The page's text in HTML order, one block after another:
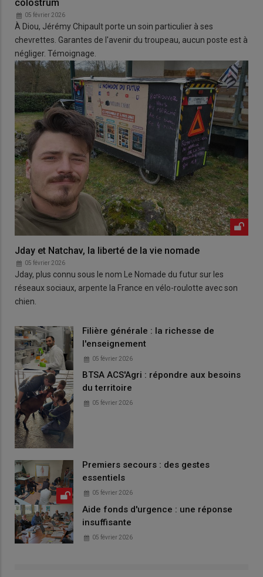
colostrum
05 février 2026
À Diou, Jérémy Chipault porte un soin particulier à ses
chevrettes. Garantes de l'avenir du troupeau, aucun poste est à
négliger. Témoignage.
Jday et Natchav, la liberté de la vie nomade
05 février 2026
Jday, plus connu sous le nom Le Nomade du futur sur les
réseaux sociaux, arpente la France en vélo-roulotte avec son
chien.
Filière générale : la richesse de
l'enseignement
05 février 2026
BTSA ACS'Agri : répondre aux besoins
du territoire
05 février 2026
Premiers secours : des gestes
essentiels
05 février 2026
Aide fonds d'urgence : une réponse
insuffisante
05 février 2026